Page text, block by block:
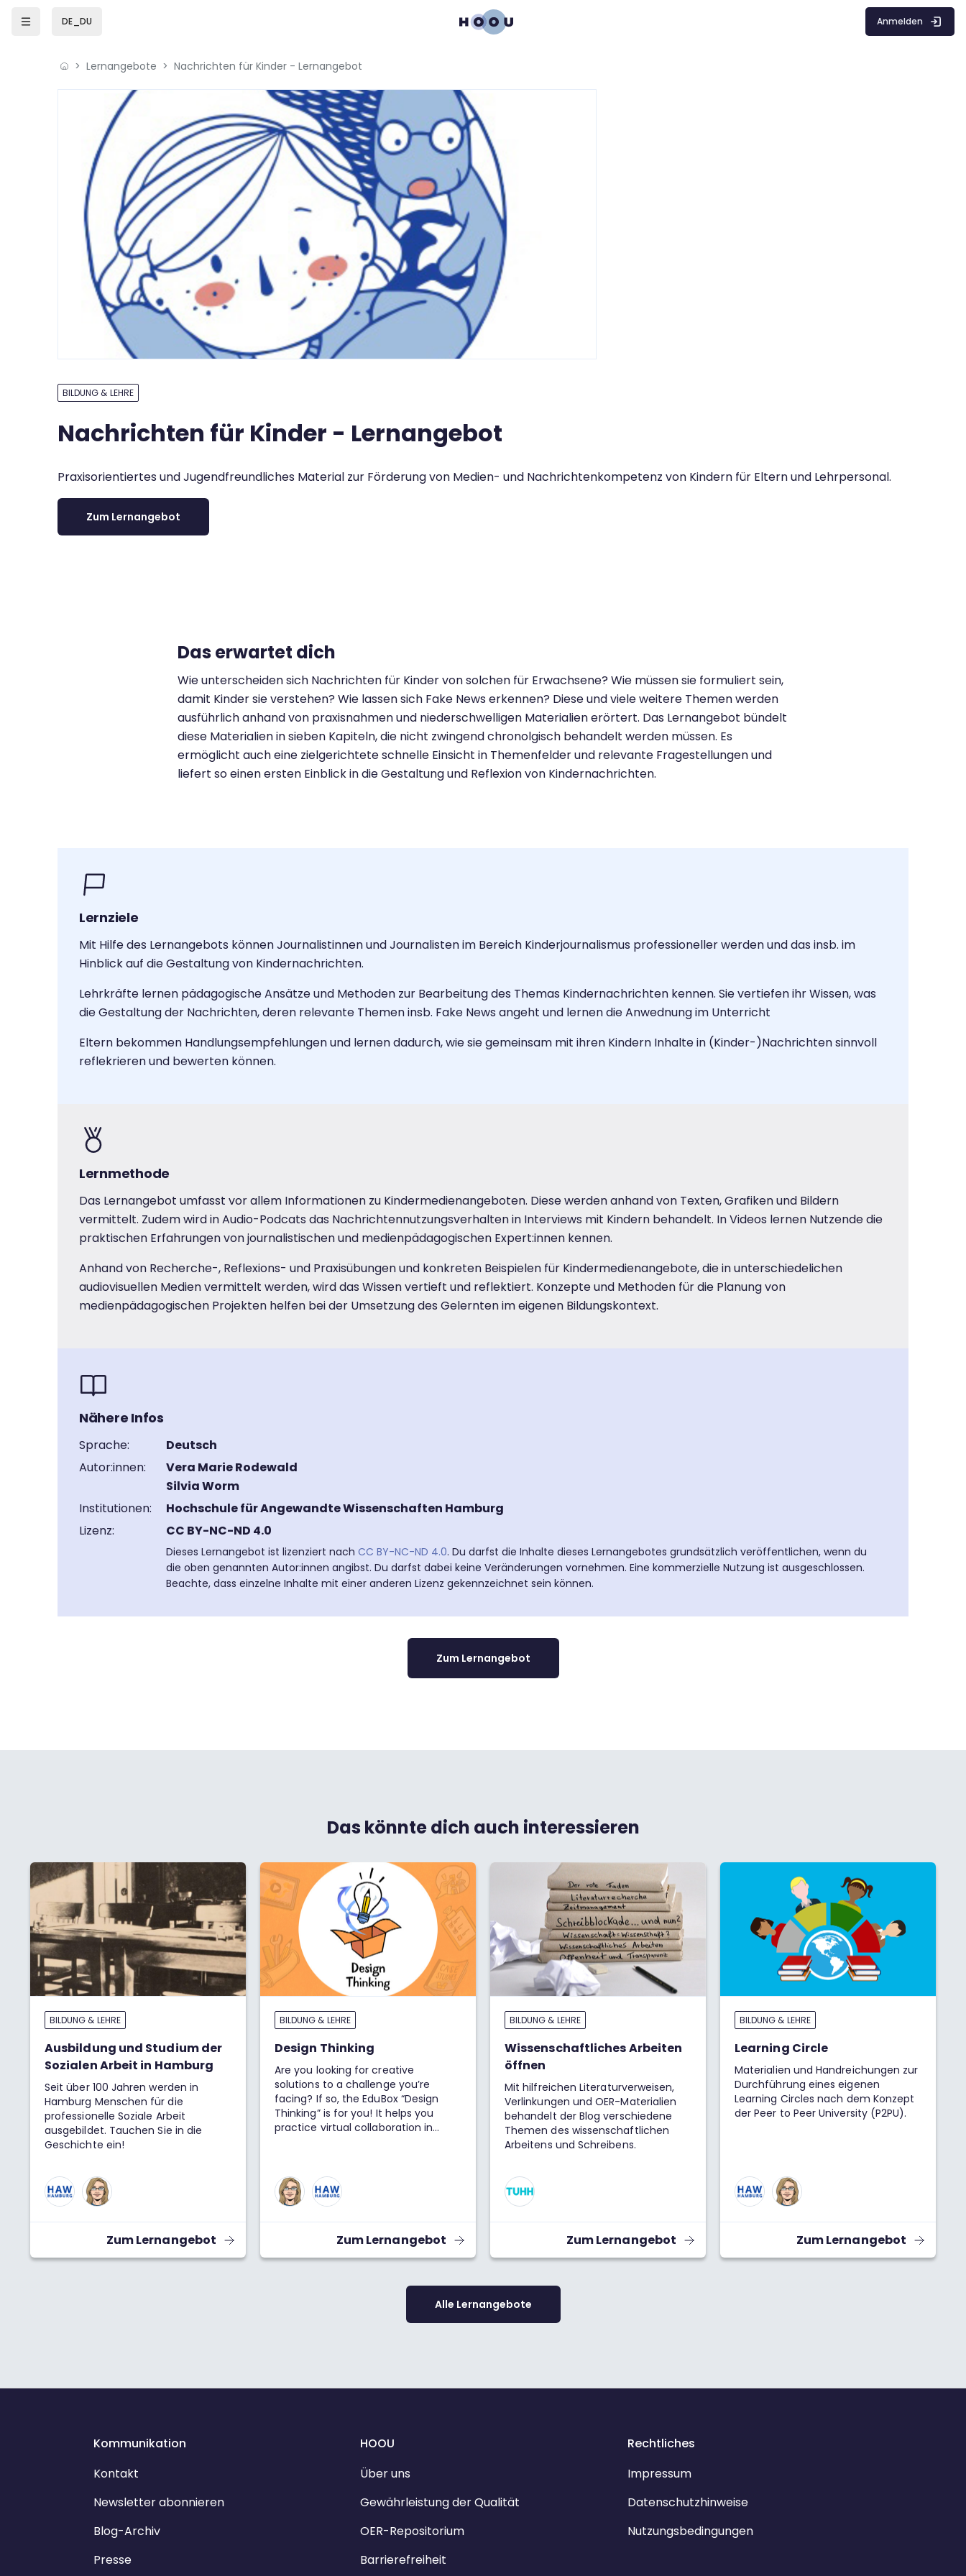
DE_DU Anmelden
Lernangebote Nachrichten für Kinder - Lernangebot
BILDUNG & LEHRE
Nachrichten für Kinder - Lernangebot
Praxisorientiertes und Jugendfreundliches Material zur Förderung von Medien- und Nachrichtenkompetenz von Kindern für Eltern und Lehrpersonal.
Zum Lernangebot
Das erwartet dich
Wie unterscheiden sich Nachrichten für Kinder von solchen für Erwachsene? Wie müssen sie formuliert sein,
damit Kinder sie verstehen? Wie lassen sich Fake News erkennen? Diese und viele weitere Themen werden
ausführlich anhand von praxisnahmen und niederschwelligen Materialien erörtert. Das Lernangebot bündelt
diese Materialien in sieben Kapiteln, die nicht zwingend chronolgisch behandelt werden müssen. Es
ermöglicht auch eine zielgerichtete schnelle Einsicht in Themenfelder und relevante Fragestellungen und
liefert so einen ersten Einblick in die Gestaltung und Reflexion von Kindernachrichten.
Lernziele
Mit Hilfe des Lernangebots können Journalistinnen und Journalisten im Bereich Kinderjournalismus professioneller werden und das insb. im
Hinblick auf die Gestaltung von Kindernachrichten.
Lehrkräfte lernen pädagogische Ansätze und Methoden zur Bearbeitung des Themas Kindernachrichten kennen. Sie vertiefen ihr Wissen, was
die Gestaltung der Nachrichten, deren relevante Themen insb. Fake News angeht und lernen die Anwednung im Unterricht
Eltern bekommen Handlungsempfehlungen und lernen dadurch, wie sie gemeinsam mit ihren Kindern Inhalte in (Kinder-)Nachrichten sinnvoll
reflekrieren und bewerten können.
Lernmethode
Das Lernangebot umfasst vor allem Informationen zu Kindermedienangeboten. Diese werden anhand von Texten, Grafiken und Bildern
vermittelt. Zudem wird in Audio-Podcats das Nachrichtennutzungsverhalten in Interviews mit Kindern behandelt. In Videos lernen Nutzende die
praktischen Erfahrungen von journalistischen und medienpädagogischen Expert:innen kennen.
Anhand von Recherche-, Reflexions- und Praxisübungen und konkreten Beispielen für Kindermedienangebote, die in unterschiedelichen
audiovisuellen Medien vermittelt werden, wird das Wissen vertieft und reflektiert. Konzepte und Methoden für die Planung von
medienpädagogischen Projekten helfen bei der Umsetzung des Gelernten im eigenen Bildungskontext.
Nähere Infos
Sprache:
Deutsch
Autor:innen:
Vera Marie Rodewald
Silvia Worm
Institutionen:
Hochschule für Angewandte Wissenschaften Hamburg
Lizenz:
CC BY-NC-ND 4.0
Dieses Lernangebot ist lizenziert nach CC BY-NC-ND 4.0. Du darfst die Inhalte dieses Lernangebotes grundsätzlich veröffentlichen, wenn du
die oben genannten Autor:innen angibst. Du darfst dabei keine Veränderungen vornehmen. Eine kommerzielle Nutzung ist ausgeschlossen.
Beachte, dass einzelne Inhalte mit einer anderen Lizenz gekennzeichnet sein können.
Zum Lernangebot
Das könnte dich auch interessieren
BILDUNG & LEHRE
Ausbildung und Studium der
Sozialen Arbeit in Hamburg
Seit über 100 Jahren werden in
Hamburg Menschen für die
professionelle Soziale Arbeit
ausgebildet. Tauchen Sie in die
Geschichte ein!
Zum Lernangebot
BILDUNG & LEHRE
Design Thinking
Are you looking for creative
solutions to a challenge you’re
facing? If so, the EduBox “Design
Thinking” is for you! It helps you
practice virtual collaboration in
Zum Lernangebot
BILDUNG & LEHRE
Wissenschaftliches Arbeiten
öffnen
Mit hilfreichen Literaturverweisen,
Verlinkungen und OER-Materialien
behandelt der Blog verschiedene
Themen des wissenschaftlichen
Arbeitens und Schreibens.
Zum Lernangebot
BILDUNG & LEHRE
Learning Circle
Materialien und Handreichungen zur
Durchführung eines eigenen
Learning Circles nach dem Konzept
der Peer to Peer University (P2PU).
Zum Lernangebot
Alle Lernangebote
Kommunikation
Kontakt
Newsletter abonnieren
Blog-Archiv
Presse
HOOU
Über uns
Gewährleistung der Qualität
OER-Repositorium
Barrierefreiheit
Rechtliches
Impressum
Datenschutzhinweise
Nutzungsbedingungen